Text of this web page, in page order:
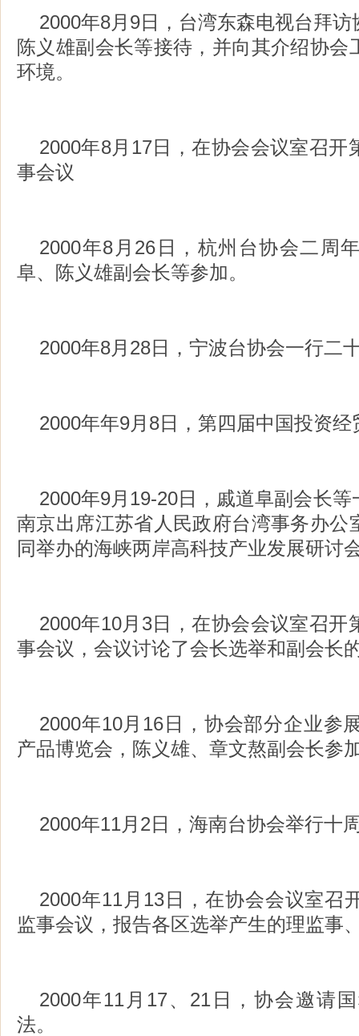
2000年8月9日，台湾东森电视台拜
陈义雄副会长等接待，并向其介绍协会
环境。
2000年8月17日，在协会会议室召开
事会议
2000年8月26日，杭州台协会二周
阜、陈义雄副会长等参加。
2000年8月28日，宁波台协会一行二
2000年年9月8日，第四届中国投资
2000年9月19-20日，戚道阜副会长
南京出席江苏省人民政府台湾事务办公
同举办的海峡两岸高科技产业发展研讨
2000年10月3日，在协会会议室召开
事会议，会议讨论了会长选举和副会长
2000年10月16日，协会部分企业参
产品博览会，陈义雄、章文熬副会长参
2000年11月2日，海南台协会举行十
2000年11月13日，在协会会议室召
监事会议，报告各区选举产生的理监事
2000年11月17、21日，协会邀请
法。